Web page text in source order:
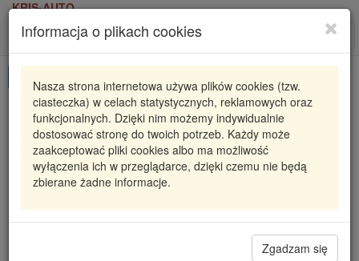
KRIS-AUTO
Informacja o plikach cookies
Nasza strona internetowa używa plików cookies (tzw.
ciasteczka) w celach statystycznych, reklamowych oraz
funkcjonalnych. Dzięki nim możemy indywidualnie
dostosować stronę do twoich potrzeb. Każdy może
zaakceptować pliki cookies albo ma możliwość
wyłączenia ich w przeglądarce, dzięki czemu nie będą
zbierane żadne informacje.
Zgadzam się
Karta produktu
632-006 ORION ORION
USZCZELKA KOLEKTOROWA CITROEN C4,
PEUGEOT 307, 206, 207, BIPPER, CITROEN
XSARA,
Dostępność
Radzyń 0
Filia Lublin 0